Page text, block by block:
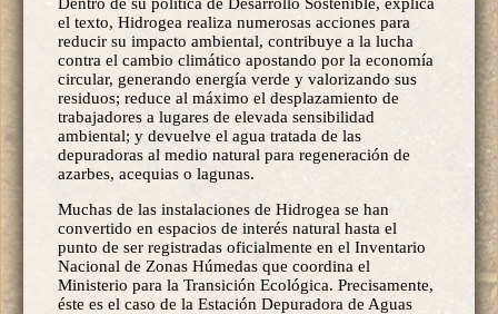
el texto, Hidrogea realiza numerosas acciones para
reducir su impacto ambiental, contribuye a la lucha
contra el cambio climático apostando por la economía
circular, generando energía verde y valorizando sus
residuos; reduce al máximo el desplazamiento de
trabajadores a lugares de elevada sensibilidad
ambiental; y devuelve el agua tratada de las
depuradoras al medio natural para regeneración de
azarbes, acequias o lagunas.
Muchas de las instalaciones de Hidrogea se han
convertido en espacios de interés natural hasta el
punto de ser registradas oficialmente en el Inventario
Nacional de Zonas Húmedas que coordina el
Ministerio para la Transición Ecológica. Precisamente,
éste es el caso de la Estación Depuradora de Aguas